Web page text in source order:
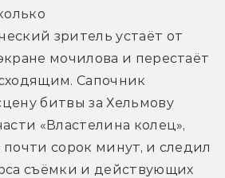
зритель устаёт от
мочилова и перестаёт
Сапочник
битвы за Хельмову
«Властелина колец»,
почти сорок минут, и следил
съёмки и действующих